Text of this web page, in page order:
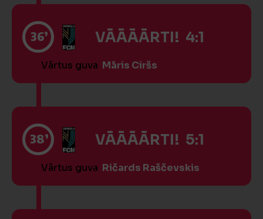
36’ VĀĀĀĀRTI! 4:1
Vārtus guva Māris Ciršs
38’ VĀĀĀĀRTI! 5:1
Vārtus guva Ričards Raščevskis